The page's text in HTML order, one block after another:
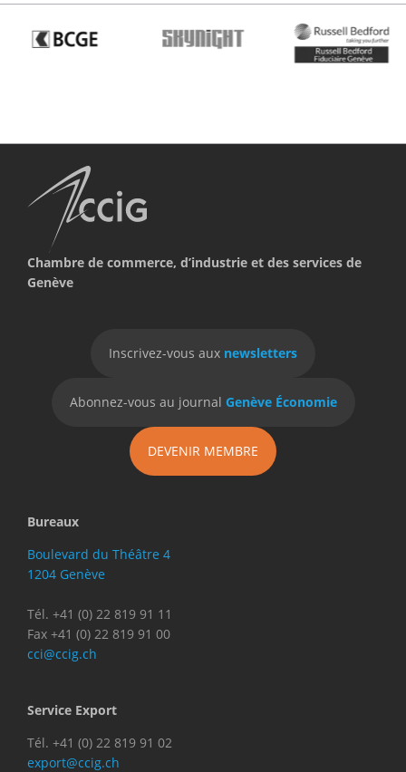
Chambre de commerce, d’industrie et des services de
Genève
Inscrivez-vous aux newsletters
Abonnez-vous au journal Genève Économie
DEVENIR MEMBRE
Bureaux
Boulevard du Théâtre 4
1204 Genève
Tél. +41 (0) 22 819 91 11
Fax +41 (0) 22 819 91 00
cci@ccig.ch
Service Export
Tél. +41 (0) 22 819 91 02
export@ccig.ch